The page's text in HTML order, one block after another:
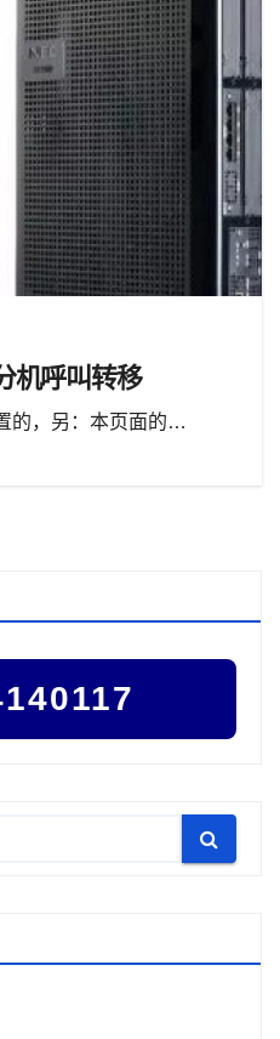
机呼叫转移
的，另：本页面的…